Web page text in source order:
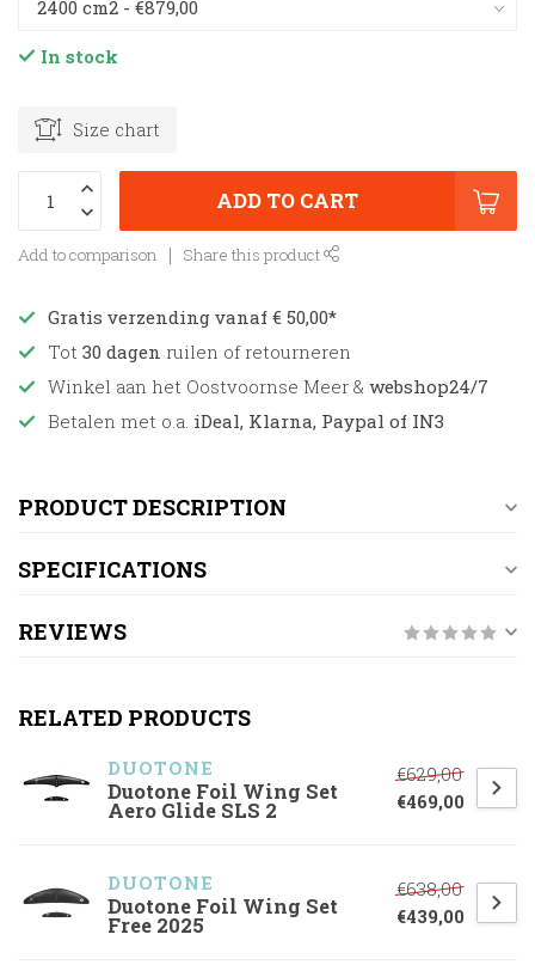
In stock
Size chart
ADD TO CART
Add to comparison Share this product
Gratis verzending vanaf € 50,00*
Tot 30 dagen ruilen of retourneren
Winkel aan het Oostvoornse Meer & webshop24/7
Betalen met o.a. iDeal, Klarna, Paypal of IN3
PRODUCT DESCRIPTION
SPECIFICATIONS
REVIEWS
RELATED PRODUCTS
DUOTONE
Duotone Foil Wing Set
Aero Glide SLS 2
€629,00
€469,00
DUOTONE
Duotone Foil Wing Set
Free 2025
€638,00
€439,00